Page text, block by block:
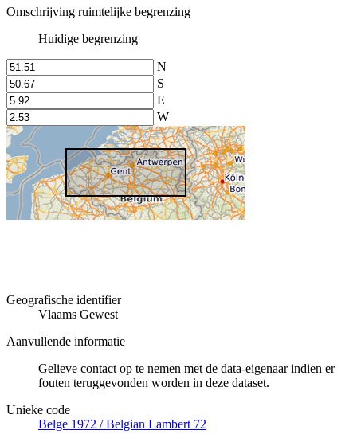
Omschrijving ruimtelijke begrenzing
Huidige begrenzing
N
S
E
W
Geografische identifier
Vlaams Gewest
Aanvullende informatie
Gelieve contact op te nemen met de data-eigenaar indien er
fouten teruggevonden worden in deze dataset.
Unieke code
Belge 1972 / Belgian Lambert 72